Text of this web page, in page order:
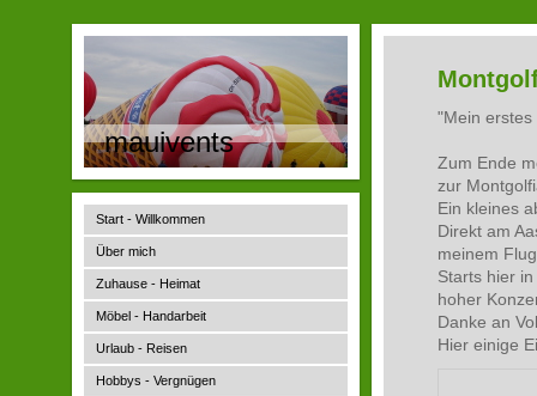
mauivents
Start - Willkommen
Über mich
Zuhause - Heimat
Möbel - Handarbeit
Urlaub - Reisen
Hobbys - Vergnügen
"Mein erstes
Zum Ende
zur
Ein kleines
Direkt am
meinem
Starts hier
hoher
Danke an
Hier einige